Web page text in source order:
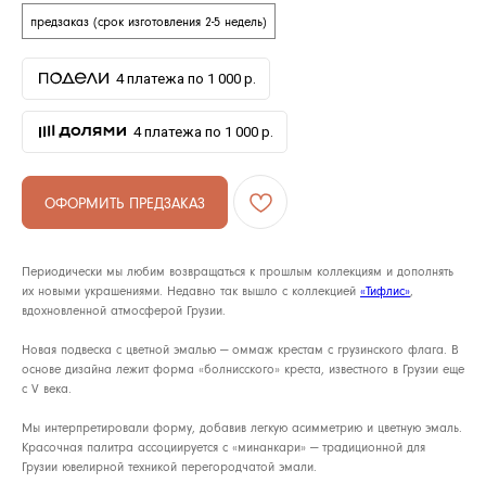
предзаказ (срок изготовления 2-5 недель)
4 платежа по 1 000 р.
4 платежа по 1 000 р.
ОФОРМИТЬ ПРЕДЗАКАЗ
Периодически мы любим возвращаться к прошлым коллекциям и дополнять
их новыми украшениями. Недавно так вышло с коллекцией «Тифлис»,
вдохновленной атмосферой Грузии.
Новая подвеска с цветной эмалью — оммаж крестам с грузинского флага. В
основе дизайна лежит форма «болнисского» креста, известного в Грузии еще
с V века.
Мы интерпретировали форму, добавив легкую асимметрию и цветную эмаль.
Красочная палитра ассоциируется с «минанкари» — традиционной для
Грузии ювелирной техникой перегородчатой эмали.
ОПЛАТА И ДОСТАВКА
МАНИФЕСТ